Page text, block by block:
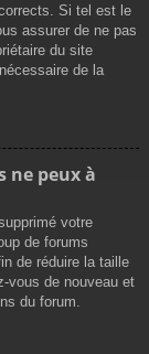
Si tel est le
assurer de ne pas
du site
de la
ne peux à
votre
de forums
de réduire la taille
vous de nouveau et
du forum.